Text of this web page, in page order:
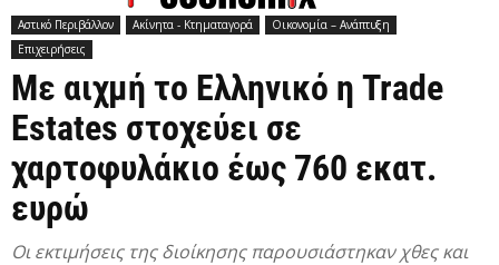
Αστικό Περιβάλλον Ακίνητα - Κτηματαγορά
Οικονομία – Ανάπτυξη
Επιχειρήσεις
Με αιχμή το Ελληνικό η Trade
Estates στοχεύει σε
χαρτοφυλάκιο έως 760 εκατ.
ευρώ
Οι εκτιμήσεις της διοίκησης παρουσιάστηκαν χθες και